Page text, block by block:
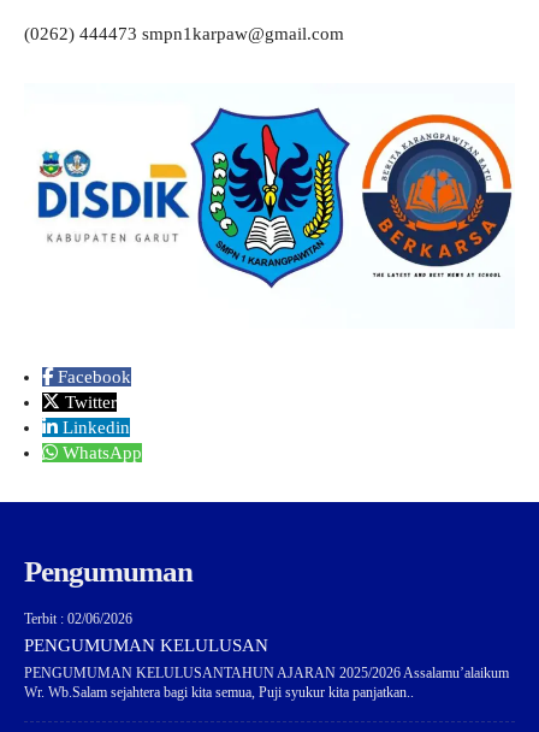
(0262) 444473 smpn1karpaw@gmail.com
Facebook
Twitter
Linkedin
WhatsApp
Pengumuman
Terbit : 02/06/2026
PENGUMUMAN KELULUSAN
PENGUMUMAN KELULUSANTAHUN AJARAN 2025/2026 Assalamu’alaikum
Wr. Wb.Salam sejahtera bagi kita semua, Puji syukur kita panjatkan..